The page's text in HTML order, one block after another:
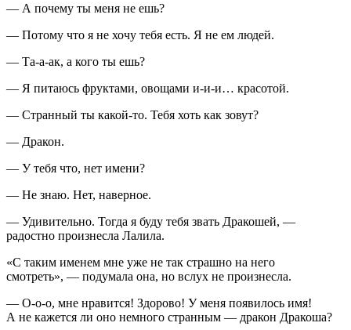
— А почему ты меня не ешь?
— Потому что я не хочу тебя есть. Я не ем людей.
— Та-а-ак, а кого ты ешь?
— Я питаюсь фруктами, овощами и-и-и… красотой.
— Странный ты какой-то. Тебя хоть как зовут?
— Дракон.
— У тебя что, нет имени?
— Не знаю. Нет, наверное.
— Удивительно. Тогда я буду тебя звать Дракошей, —
радостно произнесла Лалила.
«С таким именем мне уже не так страшно на него
смотреть», — подумала она, но вслух не произнесла.
— О-о-о, мне нравится! Здорово! У меня появилось имя!
А не кажется ли оно немного странным — дракон Дракоша?